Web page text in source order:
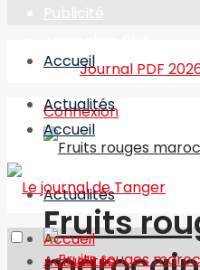
Journal PDF
Connexion
Accueil
Actualités
Fruits
Accueil
Actualités
Accueil
Actualités